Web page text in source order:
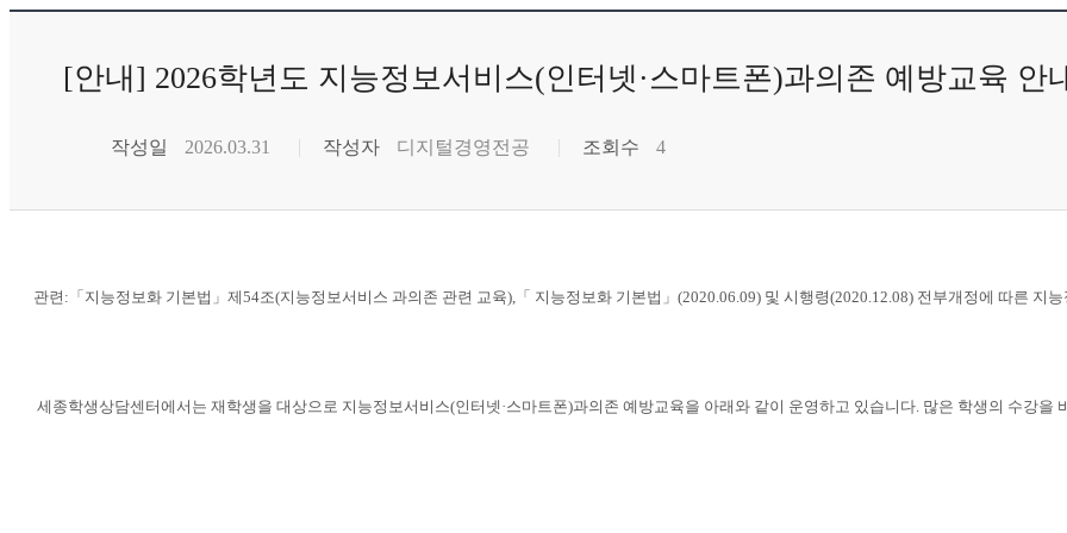
[안내] 2026학년도 지능정보서비스(인터넷·스마트폰)과의존 예방교육 안
작성일 2026.03.31 작성자 디지털경영전공 조회수 4
관련:「지능정보화 기본법」제54조(지능정보서비스 과의존 관련 교육),「 지능정보화 기본법」(2020.06.09) 및 시행령(2020.12.08) 전부개정에 따른 지
세종학생상담센터에서는 재학생을 대상으로 지능정보서비스(인터넷·스마트폰)과의존 예방교육을 아래와 같이 운영하고 있습니다. 많은 학생의 수강을